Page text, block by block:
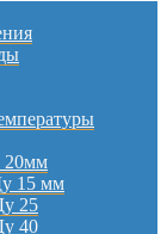
20мм
15 мм
25
40